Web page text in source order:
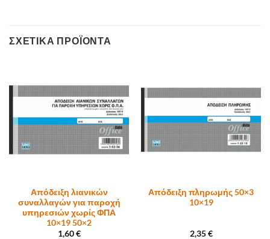
ΣΧΕΤΙΚΆ ΠΡΟΪΌΝΤΑ
Απόδειξη λιανικών
συναλλαγών για παροχή
υπηρεσιών χωρίς ΦΠΑ
10×19 50×2
1,60€
Απόδειξη πληρωμής 50×3
10×19
2,35€